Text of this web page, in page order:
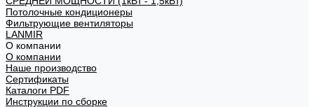
Потолочные кондиционеры
Фильтрующие вентиляторы
LANMIR
О компании
О компании
Наше производство
Сертификаты
Каталоги PDF
Инструкции по сборке